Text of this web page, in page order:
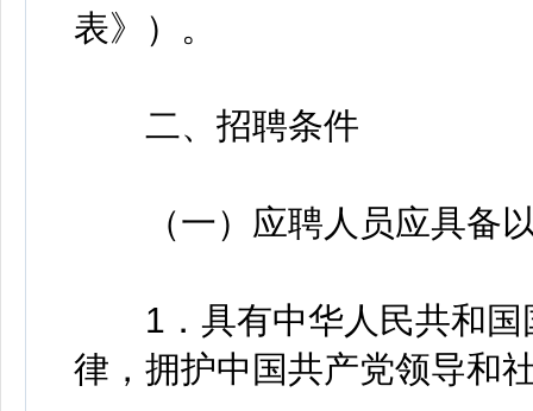
表》）。
二、招聘条件
（一）应聘人员应具备
1．具有中华人民共和国
律，拥护中国共产党领导和